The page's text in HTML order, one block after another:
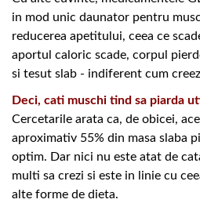
in mod unic daunator pentru
reducerea apetitului, ceea ce
aportul caloric scade, corpul
si tesut slab - indiferent cum
Deci, cati muschi tind sa piarda
Cercetarile arata ca, de obicei,
aproximativ 55% din masa slaba
optim. Dar nici nu este atat de
multi sa crezi si este in linie cu
alte forme de dieta.